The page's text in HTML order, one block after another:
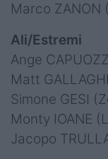
Marco ZANON
Ali/Estremi
Ange
Matt
Simone GESI
Monty IOANE
Jacopo